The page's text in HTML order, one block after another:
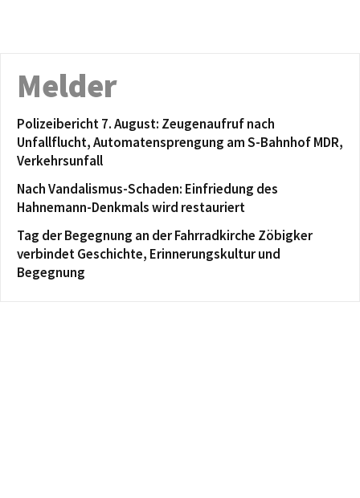
Melder
Polizeibericht 7. August: Zeugenaufruf nach
Unfallflucht, Automatensprengung am S-Bahnhof MDR,
Verkehrsunfall
Nach Vandalismus-Schaden: Einfriedung des
Hahnemann-Denkmals wird restauriert
Tag der Begegnung an der Fahrradkirche Zöbigker
verbindet Geschichte, Erinnerungskultur und
Begegnung